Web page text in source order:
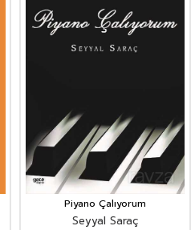
Piyano Çalıyorum
Seyyal Saraç